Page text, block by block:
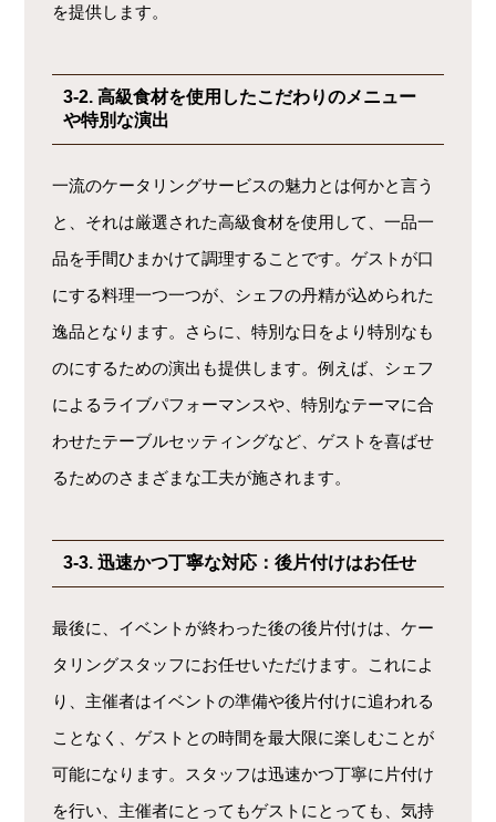
を提供します。
3-2. 高級食材を使用したこだわりのメニュー
や特別な演出
一流のケータリングサービスの魅力とは何かと言う
と、それは厳選された高級食材を使用して、一品一
品を手間ひまかけて調理することです。ゲストが口
にする料理一つ一つが、シェフの丹精が込められた
逸品となります。さらに、特別な日をより特別なも
のにするための演出も提供します。例えば、シェフ
によるライブパフォーマンスや、特別なテーマに合
わせたテーブルセッティングなど、ゲストを喜ばせ
るためのさまざまな工夫が施されます。
3-3. 迅速かつ丁寧な対応：後片付けはお任せ
最後に、イベントが終わった後の後片付けは、ケー
タリングスタッフにお任せいただけます。これによ
り、主催者はイベントの準備や後片付けに追われる
ことなく、ゲストとの時間を最大限に楽しむことが
可能になります。スタッフは迅速かつ丁寧に片付け
を行い、主催者にとってもゲストにとっても、気持